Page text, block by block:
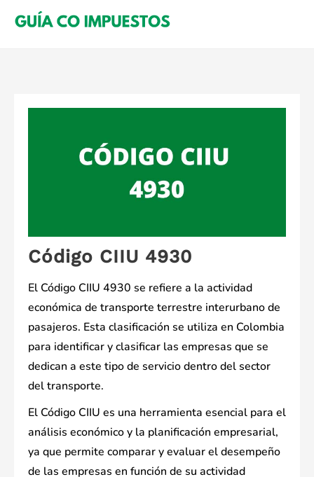
Código CIIU 4930
El Código CIIU 4930 se refiere a la actividad
económica de transporte terrestre interurbano de
pasajeros. Esta clasificación se utiliza en Colombia
para identificar y clasificar las empresas que se
dedican a este tipo de servicio dentro del sector
del transporte.
El Código CIIU es una herramienta esencial para el
análisis económico y la planificación empresarial,
ya que permite comparar y evaluar el desempeño
de las empresas en función de su actividad